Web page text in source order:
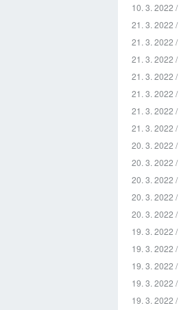
10. 3. 2022 /
21. 3. 2022 /
21. 3. 2022 /
21. 3. 2022 /
21. 3. 2022 /
21. 3. 2022 /
21. 3. 2022 /
21. 3. 2022 /
20. 3. 2022 /
20. 3. 2022 /
20. 3. 2022 /
20. 3. 2022 /
20. 3. 2022 /
19. 3. 2022 /
19. 3. 2022 /
19. 3. 2022 /
19. 3. 2022 /
19. 3. 2022 /